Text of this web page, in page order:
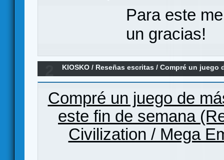
Para este
un gracias!
KIOSKO / Reseñas escritas /Compré un juego
estrenado (Reseña Mega Civilization)
Compré un juego de
este fin de semana
Civilization / Mega